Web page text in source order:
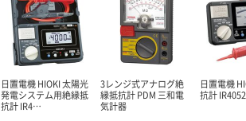
日置電機 HIOKI 太陽光
発電システム用絶縁抵
抗計 IR4…
3レンジ式アナログ絶
縁抵抗計 PDM 三和電
気計器
日置電機
抗計